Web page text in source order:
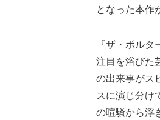
となった本作
『ザ・ポル
注目を浴びた
の出来事がス
スに演じ分け
の喧騒から浮